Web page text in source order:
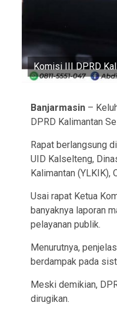
Komisi III DPRD
Banjarmasin –
DPRD Kalimantan
Rapat berlangsung
UID Kalselteng,
Kalimantan (YLKIK),
Usai rapat Ketua
banyaknya laporan
pelayanan publik.
Menurutnya,
berdampak pada
Meski demikian,
dirugikan.